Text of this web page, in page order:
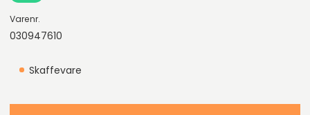
Varenr.
030947610
Skaffevare